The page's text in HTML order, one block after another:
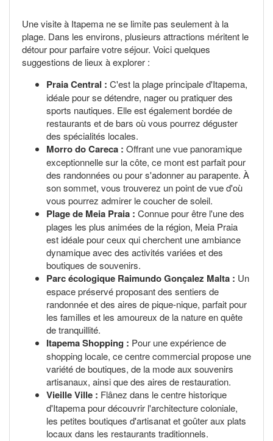
Une visite à Itapema ne se limite pas seulement à la
plage. Dans les environs, plusieurs attractions méritent le
détour pour parfaire votre séjour. Voici quelques
suggestions de lieux à explorer :
Praia Central : C'est la plage principale d'Itapema,
idéale pour se détendre, nager ou pratiquer des
sports nautiques. Elle est également bordée de
restaurants et de bars où vous pourrez déguster
des spécialités locales.
Morro do Careca : Offrant une vue panoramique
exceptionnelle sur la côte, ce mont est parfait pour
des randonnées ou pour s'adonner au parapente. À
son sommet, vous trouverez un point de vue d'où
vous pourrez admirer le coucher de soleil.
Plage de Meia Praia : Connue pour être l'une des
plages les plus animées de la région, Meia Praia
est idéale pour ceux qui cherchent une ambiance
dynamique avec des activités variées et des
boutiques de souvenirs.
Parc écologique Raimundo Gonçalez Malta : Un
espace préservé proposant des sentiers de
randonnée et des aires de pique-nique, parfait pour
les familles et les amoureux de la nature en quête
de tranquillité.
Itapema Shopping : Pour une expérience de
shopping locale, ce centre commercial propose une
variété de boutiques, de la mode aux souvenirs
artisanaux, ainsi que des aires de restauration.
Vieille Ville : Flânez dans le centre historique
d'Itapema pour découvrir l'architecture coloniale,
les petites boutiques d'artisanat et goûter aux plats
locaux dans les restaurants traditionnels.